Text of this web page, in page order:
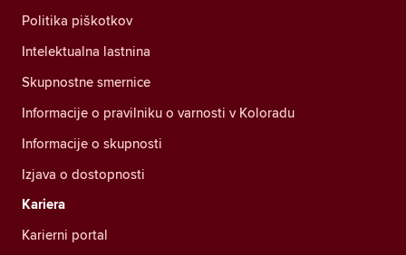
Politika piškotkov
Intelektualna lastnina
Skupnostne smernice
Informacije o pravilniku o varnosti v Koloradu
Informacije o skupnosti
Izjava o dostopnosti
Kariera
Karierni portal